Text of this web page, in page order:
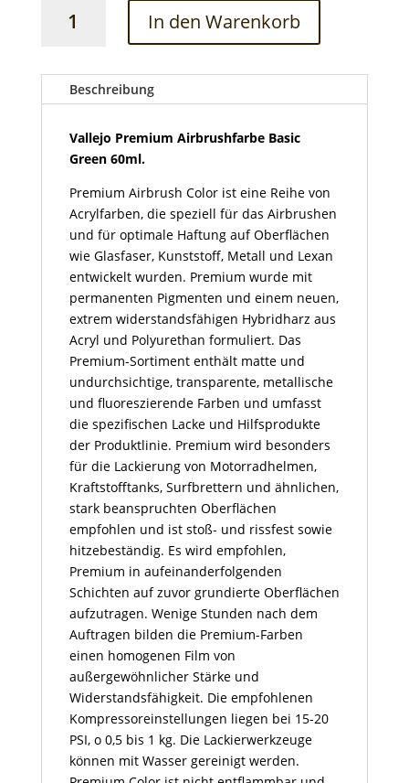
Premium
Green
Menge
In den Warenkorb
Beschreibung
Vallejo Premium Airbrushfarbe Basic
Green 60ml.
Premium Airbrush Color ist eine Reihe von
Acrylfarben, die speziell für das Airbrushen
und für optimale Haftung auf Oberflächen
wie Glasfaser, Kunststoff, Metall und Lexan
entwickelt wurden. Premium wurde mit
permanenten Pigmenten und einem neuen,
extrem widerstandsfähigen Hybridharz aus
Acryl und Polyurethan formuliert. Das
Premium-Sortiment enthält matte und
undurchsichtige, transparente, metallische
und fluoreszierende Farben und umfasst
die spezifischen Lacke und Hilfsprodukte
der Produktlinie. Premium wird besonders
für die Lackierung von Motorradhelmen,
Kraftstofftanks, Surfbrettern und ähnlichen,
stark beanspruchten Oberflächen
empfohlen und ist stoß- und rissfest sowie
hitzebeständig. Es wird empfohlen,
Premium in aufeinanderfolgenden
Schichten auf zuvor grundierte Oberflächen
aufzutragen. Wenige Stunden nach dem
Auftragen bilden die Premium-Farben
einen homogenen Film von
außergewöhnlicher Stärke und
Widerstandsfähigkeit. Die empfohlenen
Kompressoreinstellungen liegen bei 15-20
PSI, o 0,5 bis 1 kg. Die Lackierwerkzeuge
können mit Wasser gereinigt werden.